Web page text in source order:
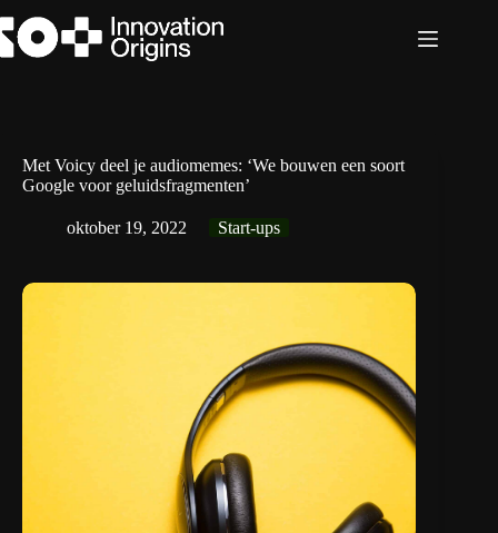
naar
de
Met Voicy deel je audiomemes: ‘We bouwen een soort
Google voor geluidsfragmenten’
oktober 19, 2022 Start-ups